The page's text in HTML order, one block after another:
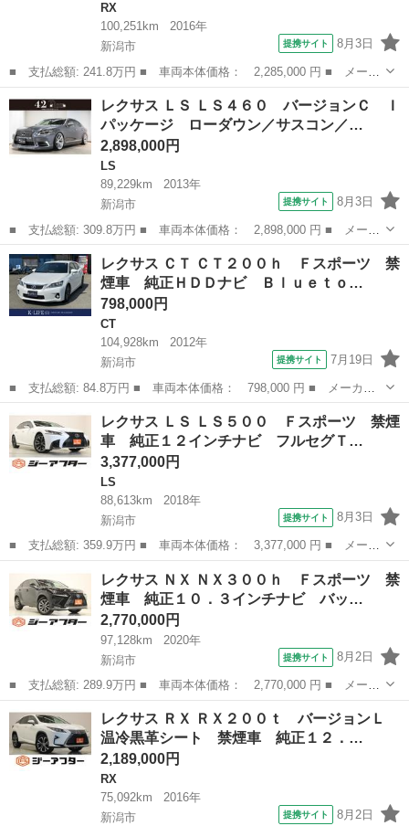
RX
100,251km
2016年
新潟市
提携サイト 8月3日
■ 支払総額: 241.8万円 ■ 車両本体価格： 2,285,000 円 ■ メーカ
ー名： レクサス ■ 車種名： ＲＸ ■ グレード名： ＲＸ４５０
ｈ バージョンＬ 禁煙車 ３眼ＬＥＤヘッドライト マークレビン
ソンサウ...
新潟 新潟市 RX
レクサス ＬＳ ＬＳ４６０ バージョンＣ Ｉ
パッケージ ローダウン／サスコン／…
2,898,000円
LS
89,229km
2013年
新潟市
提携サイト 8月3日
■ 支払総額: 309.8万円 ■ 車両本体価格： 2,898,000 円 ■ メーカ
ー名： レクサス ■ 車種名： ＬＳ ■ グレード名： ＬＳ４６
０ バージョンＣ Ｉパッケージ ローダウン／サスコン／新品トム
ス２１ＡＷ...
新潟 新潟市 LS
レクサス ＣＴ ＣＴ２００ｈ Ｆスポーツ 禁
煙車 純正ＨＤＤナビ Ｂｌｕｅｔｏ…
798,000円
CT
104,928km
2012年
新潟市
提携サイト 7月19日
■ 支払総額: 84.8万円 ■ 車両本体価格： 798,000 円 ■ メーカー
名： レクサス ■ 車種名： ＣＴ ■ グレード名： ＣＴ２００
ｈ Ｆスポーツ 禁煙車 純正ＨＤＤナビ Ｂｌｕｅｔｏｏｔｈ バ
ックカメラ ド...
新潟市 CT
レクサス ＬＳ ＬＳ５００ Ｆスポーツ 禁煙
車 純正１２インチナビ フルセグＴ…
3,377,000円
LS
88,613km
2018年
新潟市
提携サイト 8月3日
■ 支払総額: 359.9万円 ■ 車両本体価格： 3,377,000 円 ■ メーカ
ー名： レクサス ■ 車種名： ＬＳ ■ グレード名： ＬＳ５０
０ Ｆスポーツ 禁煙車 純正１２インチナビ フルセグＴＶ 全周
囲カメラ ...
LS
レクサス ＮＸ ＮＸ３００ｈ Ｆスポーツ 禁
煙車 純正１０．３インチナビ バッ…
2,770,000円
97,128km
2020年
新潟市
提携サイト 8月2日
■ 支払総額: 289.9万円 ■ 車両本体価格： 2,770,000 円 ■ メーカ
ー名： レクサス ■ 車種名： ＮＸ ■ グレード名： ＮＸ３００
ｈ Ｆスポーツ 禁煙車 純正１０．３インチナビ バックカメラ
フルセグ...
新潟 新潟市 レクサス
レクサス ＲＸ ＲＸ２００ｔ バージョンＬ
温冷黒革シート 禁煙車 純正１２．…
2,189,000円
RX
75,092km
2016年
新潟市
提携サイト 8月2日